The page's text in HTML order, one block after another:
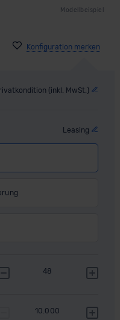
Modellbeispiel
(inkl. MwSt.)
Leasing
48
10.000